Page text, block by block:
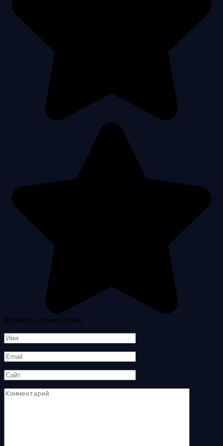
Добавить комментарий
Имя
Email
Сайт
Комментарий